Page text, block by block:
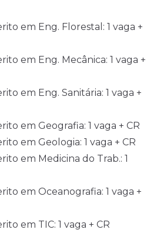
em Eng. Florestal: 1 vaga +
em Eng. Mecânica: 1 vaga +
em Eng. Sanitária: 1 vaga +
em Geografia: 1 vaga + CR
em Geologia: 1 vaga + CR
em Medicina do Trab.: 1
em Oceanografia: 1 vaga +
em TIC: 1 vaga + CR